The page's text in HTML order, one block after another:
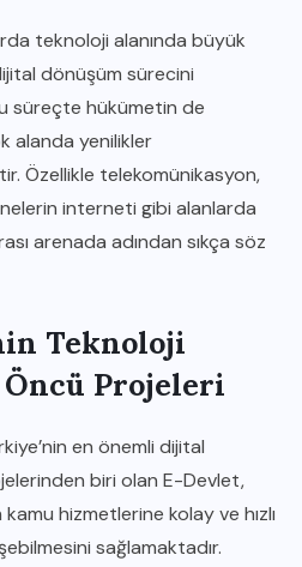
teknoloji alanında büyük
dönüşüm sürecini
süreçte hükümetin de
alanda yenilikler
Özellikle telekomünikasyon,
interneti gibi alanlarda
arenada adından sıkça söz
Teknoloji
Öncü Projeleri
en önemli dijital
biri olan E-Devlet,
hizmetlerine kolay ve hızlı
sağlamaktadır.